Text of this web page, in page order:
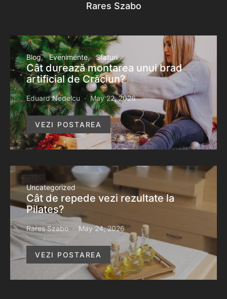
Rares Szabo
Blog Evenimente Sfaturi
Cât durează montarea unui brad
artificial de Crăciun?
Eduard Nedelcu May 22, 2026
VEZI POSTAREA
Uncategorized
Cât de repede vezi rezultate la
Pilates?
Rares Szabo May 24, 2026
VEZI POSTAREA